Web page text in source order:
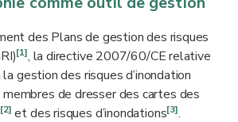
des Plans de gestion des risques
[1], la directive 2007/60/CE relative
gestion des risques d’inondation
de dresser des cartes des
[2] et des risques d’inondations[3].